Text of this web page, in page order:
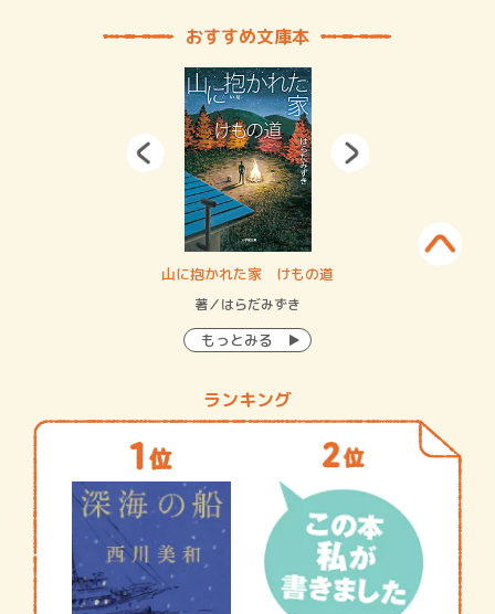
おすすめ文庫本
山に抱かれた家 けもの道
著／はらだみずき
もっとみる
ランキング